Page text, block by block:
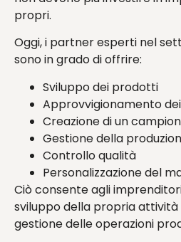
propri.
Oggi, i partner esperti nel
sono in grado di offrire:
Sviluppo dei prodotti
Approvvigionamento
Creazione di un
Gestione della
Controllo qualità
Personalizzazione del
Ciò consente agli
sviluppo della propria
gestione delle operazioni